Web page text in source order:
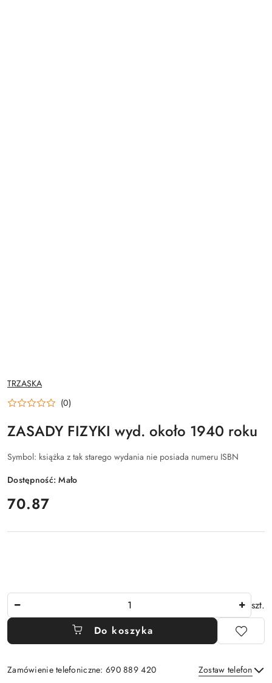
NAZWA
PRODUCENTA:
TRZASKA
(0)
ZASADY FIZYKI wyd. około 1940 roku
Symbol: książka z tak starego wydania nie posiada numeru ISBN
Dostępność:Mało
cena:
70.87
szt.
Do koszyka
Zamówienie telefoniczne: 690 889 420 Zostaw telefon